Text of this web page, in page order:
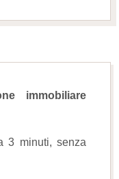
immobiliare
3 minuti, senza